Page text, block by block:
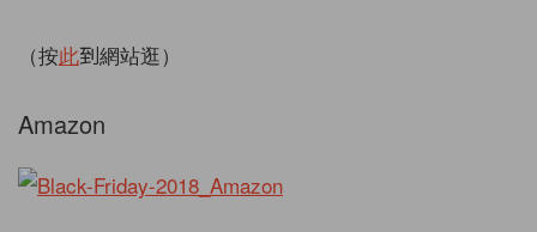
（按此到網站逛）
Amazon